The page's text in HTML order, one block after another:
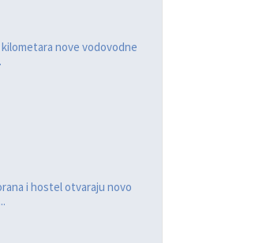
kilometara nove vodovodne
i hostel otvaraju novo